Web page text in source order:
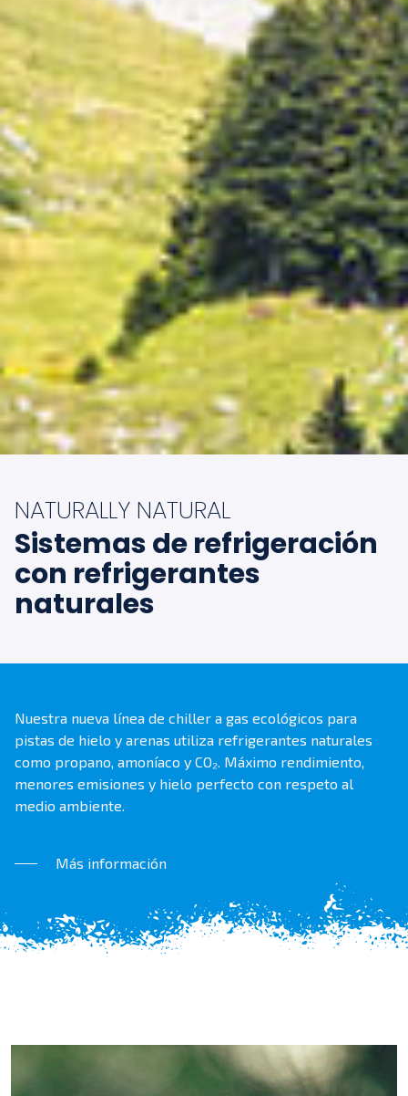
NATURALLY NATURAL
Sistemas de refrigeración
con refrigerantes
naturales
Nuestra nueva línea de chiller a gas ecológicos para
pistas de hielo y arenas utiliza refrigerantes naturales
como propano, amoníaco y CO₂. Máximo rendimiento,
menores emisiones y hielo perfecto con respeto al
medio ambiente.
Más información